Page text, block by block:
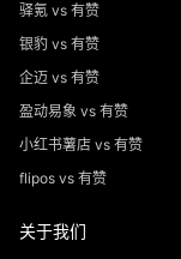
驿氪 vs 有赞
银豹 vs 有赞
企迈 vs 有赞
盈动易象 vs 有赞
小红书薯店 vs 有赞
flipos vs 有赞
关于我们